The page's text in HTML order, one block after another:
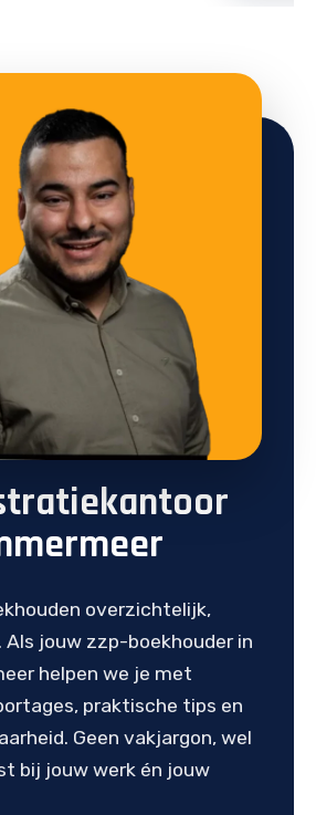
overzichtelijk,
Als jouw zzp-boekhouder in
helpen we je met
praktische tips en
Geen vakjargon, wel
bij jouw werk én jouw